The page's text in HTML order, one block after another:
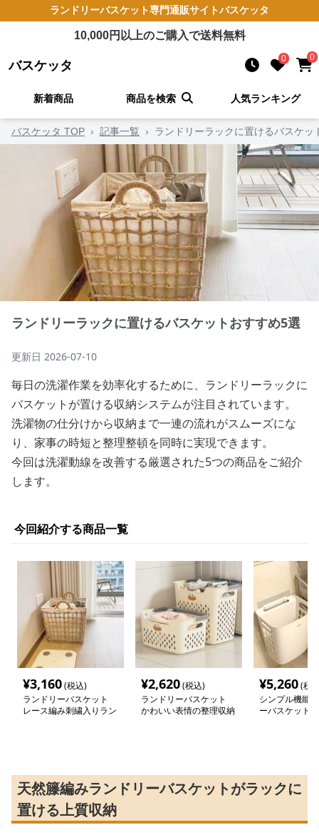
ランドリーバスケット専門通販サイトバスケッタ
10,000円以上のご購入で送料無料
バスケッタ 0 0
新着商品 商品を検索 人気ランキング
バスケッタ TOP › 記事一覧 › ランドリーラックに置けるバスケッ
ランドリーラックに置けるバスケットおすすめ5選
更新日 2026-07-10
毎日の洗濯作業を効率化するために、ランドリーラックに
バスケットが置ける収納システムが注目されています。
洗濯物の仕分けから収納まで一連の流れがスムーズにな
り、家事の時短と整理整頓を同時に実現できます。
今回は洗濯動線を改善する厳選された5つの商品をご紹介
します。
今回紹介する商品一覧
¥3,160(税込)
ランドリーバスケット
レース編み刺繍入りラン
¥2,620(税込)
ランドリーバスケット
かわいい表情の整理収納
¥5,260(税
シンプル機能
ーバスケット
天然籐編みランドリーバスケットがラックに
置ける上質収納